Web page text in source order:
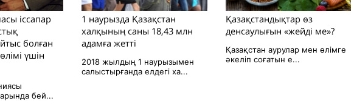
іссапар
болған
үшін
бей...
1 наурызда Қазақстан
халқының саны 18,43 млн
адамға жетті
2018 жылдың 1 наурызымен
салыстырғанда елдегі ха...
Қазақстандықтар өз
денсаулығын «жейді ме»?
Қазақстан аурулар мен өлімге
әкеліп соғатын е...